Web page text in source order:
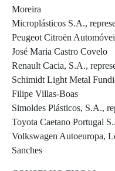
Moreira
Microplásticos S.A.,
Peugeot Citroën
José Maria Castro Covelo
Renault Cacia, S.A.,
Schimidt Light Metal
Filipe Villas-Boas
Simoldes Plásticos, S.A.,
Toyota Caetano Portugal
Volkswagen Autoeuropa,
Sanches